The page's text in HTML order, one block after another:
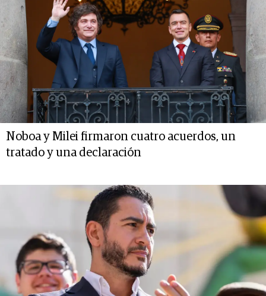
Noboa y Milei firmaron cuatro acuerdos, un
tratado y una declaración